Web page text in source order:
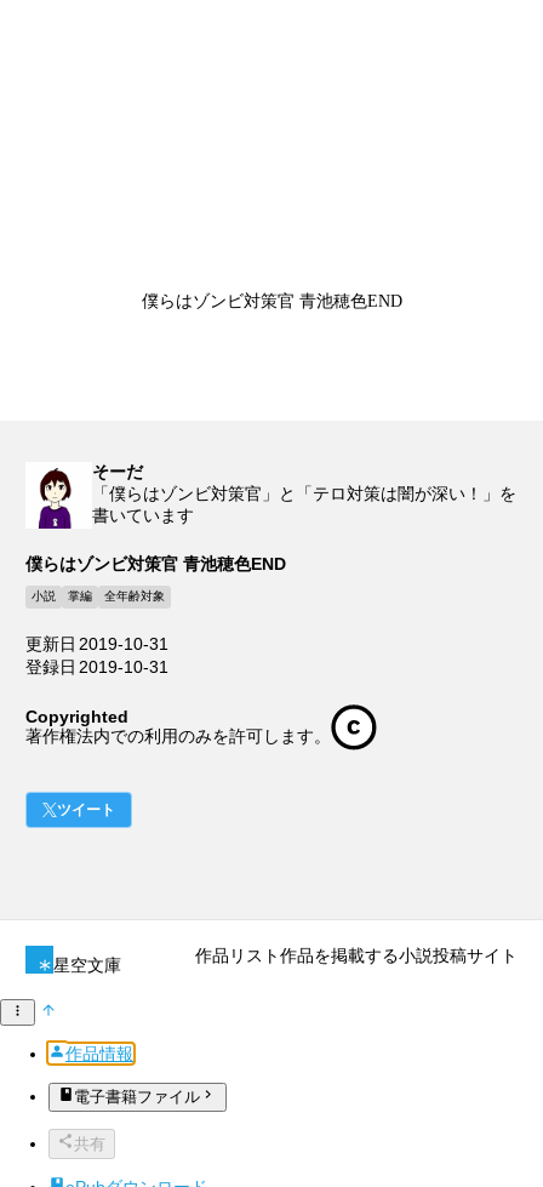
僕らはゾンビ対策官 青池穂色END
そーだ
「僕らはゾンビ対策官」と「テロ対策は闇が深い！」を
書いています
僕らはゾンビ対策官 青池穂色END
小説 掌編 全年齢対象
更新日 2019-10-31
登録日 2019-10-31
Copyrighted
著作権法内での利用のみを許可します。
ツイート
星空文庫 作品リスト作品を掲載する小説投稿サイト
作品情報
電子書籍ファイル
共有